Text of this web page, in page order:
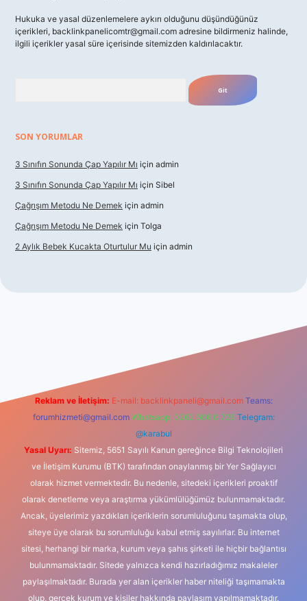
Hukuka ve yasal düzenlemelere aykırı olduğunu düşündüğünüz
içerikleri, backlinkpanelicomtr@gmail.com adresine bildirmeniz halinde,
ilgili içerikler yasal süre içerisinde sitemizden kaldırılacaktır.
SON YORUMLAR
3 Sınıfın Sonunda Çap Yapılır Mı için admin
3 Sınıfın Sonunda Çap Yapılır Mı için Sibel
Çağrışım Metodu Ne Demek için admin
Çağrışım Metodu Ne Demek için Tolga
2 Aylık Bebek Kucakta Oturtulur Mu için admin
Reklam ve İletişim: E-mail: backlinkpaneli@gmail.com Teams:
forumhizmeti@gmail.com Whatsapp: 0262 606 0 726 Telegram:
@karabul
Yasal Uyarı: Sitemiz, 5651 Sayılı Kanun gereğince Bilgi Teknolojileri
ve İletişim Kurumu (BTK) tarafından onaylanmış bir Yer Sağlayıcı
olarak hizmet vermektedir. Bu nedenle, sitedeki içerikleri proaktif
olarak denetleme veya araştırma yükümlülüğümüz bulunmamaktadır.
Ancak, üyelerimiz yazdıkları içeriklerin sorumluluğunu taşımakta olup,
siteye üye olarak bu sorumluluğu kabul etmiş sayılırlar. Bu internet
sitesi, herhangi bir marka, kurum veya şahıs şirketi ile hiçbir bağlantısı
bulunmamaktadır. Sitede yalnızca kendi hazırladığımız makaleler
paylaşılmaktadır. Burada yer alan içerikler haber niteliği taşımamakta
olup, gerçek kurum ve kişiler hakkında paylaşım yapılmamaktadır.